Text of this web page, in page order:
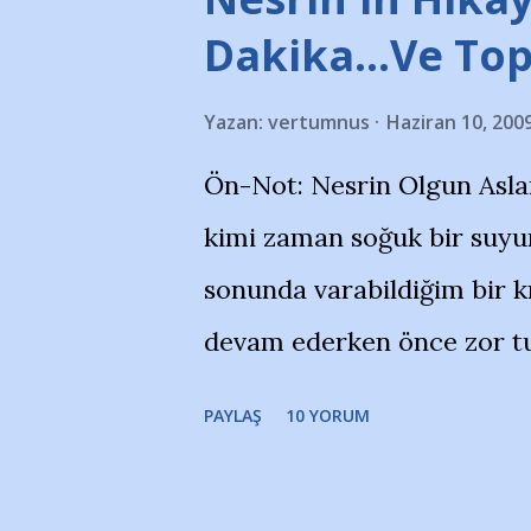
takımlarının Futbol
görmek istemediklerini
bildiriyordu.. Bu grup
''Açık ve net olarak
yanısıra, bu takımlara ait
Bursa Büyükşehir
merkezlerini de
Dakika…Ve
Yazan: vertumnus Haziran 10,
Ön-Not: Nesrin Olgun
kimi zaman soğuk bir
sonunda varabildiğim bir
devam ederken önce zor
PAYLAŞ 10 YORUM